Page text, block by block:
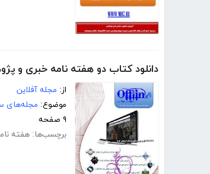
دانلود کتاب دو هفته نامه خبری و
از: مجله آفلاین
موضوع: مجله‌های
۹ صفحه
برچسب‌ها: هفته